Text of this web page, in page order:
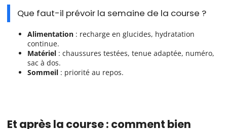
Que faut-il prévoir la semaine de la course ?
Alimentation : recharge en glucides, hydratation
continue.
Matériel : chaussures testées, tenue adaptée, numéro,
sac à dos.
Sommeil : priorité au repos.
Et après la course : comment bien